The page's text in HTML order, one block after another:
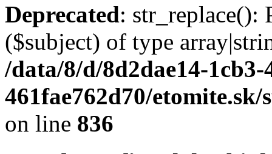
Deprecated: str_replace():
($subject) of type
/data/8/d/8d2dae14-1cb3-
461fae762d70/
on line 836